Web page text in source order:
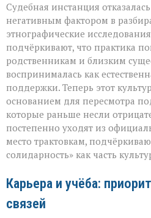
Судебная инстанция
негативным фактором в
этнографические
подчёркивают, что практика
родственникам и близким
воспринималась как
поддержки. Теперь этот
основанием для пересмотра
которые раньше несли
постепенно уходят из
место трактовкам,
солидарность» как часть
Карьера и учёба:
связей